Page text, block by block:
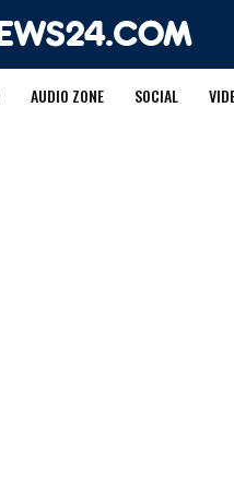
AUDIO ZONE SOCIAL